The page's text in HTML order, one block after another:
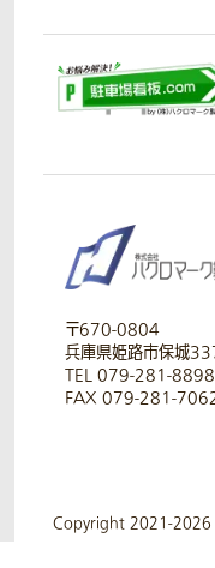
〒670-0804
兵庫県姫路市保城
TEL 079-281-8898
FAX 079-281-
Copyright 2021-